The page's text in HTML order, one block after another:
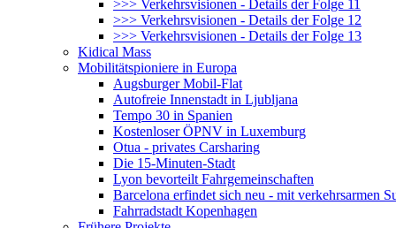
>>> Verkehrsvisionen - Details der Folge 11
>>> Verkehrsvisionen - Details der Folge 12
>>> Verkehrsvisionen - Details der Folge 13
Kidical Mass
Mobilitätspioniere in Europa
Augsburger Mobil-Flat
Autofreie Innenstadt in Ljubljana
Tempo 30 in Spanien
Kostenloser ÖPNV in Luxemburg
Otua - privates Carsharing
Die 15-Minuten-Stadt
Lyon bevorteilt Fahrgemeinschaften
Barcelona erfindet sich neu - mit verkehrsarmen
Fahrradstadt Kopenhagen